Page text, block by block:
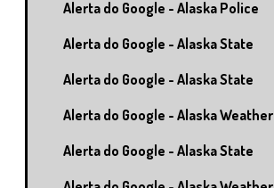
Alerta do Google - Alaska Police
Alerta do Google - Alaska State
Alerta do Google - Alaska State
Alerta do Google - Alaska Weather
Alerta do Google - Alaska State